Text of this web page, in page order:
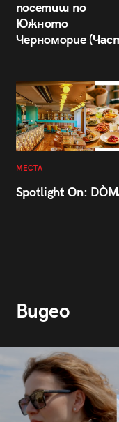
посетиш по
Южното
Черноморие
МЕСТА
Spotlight On:
Видео